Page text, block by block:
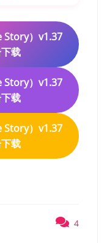
Story）v1.37
载
Story）v1.37
载
Story）v1.37
载
4